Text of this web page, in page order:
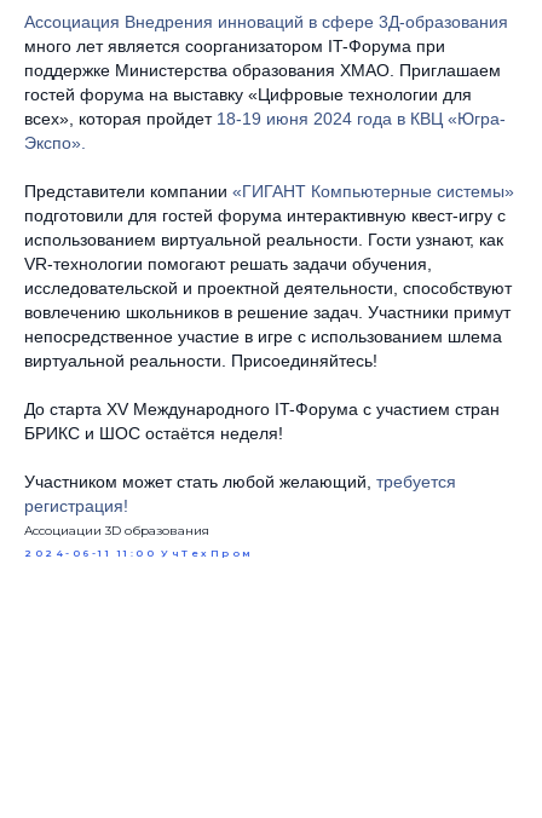
Ассоциация Внедрения инноваций в сфере 3Д-образования
много лет является соорганизатором IT-Форума при
поддержке Министерства образования ХМАО. Приглашаем
гостей форума на выставку «Цифровые технологии для
всех», которая пройдет 18-19 июня 2024 года в КВЦ «Югра-
Экспо».
Представители компании «ГИГАНТ Компьютерные системы»
подготовили для гостей форума интерактивную квест-игру с
использованием виртуальной реальности. Гости узнают, как
VR-технологии помогают решать задачи обучения,
исследовательской и проектной деятельности, способствуют
вовлечению школьников в решение задач. Участники примут
непосредственное участие в игре с использованием шлема
виртуальной реальности. Присоединяйтесь!
До старта XV Международного IT-Форума с участием стран
БРИКС и ШОС остаётся неделя!
Участником может стать любой желающий, требуется
регистрация!
Ассоциации 3D образования
2024-06-11 11:00 УчТехПром